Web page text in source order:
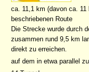
ca. 11,1 km (davon ca.
beschriebenen Route
Die Strecke wurde durch
zusammen rund 9,5 km
direkt zu erreichen.
auf dem in etwa parallel